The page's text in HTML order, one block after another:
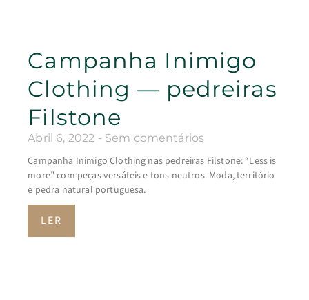
Campanha Inimigo
Clothing — pedreiras
Filstone
Abril 6, 2022 Sem comentários
Campanha Inimigo Clothing nas pedreiras Filstone: “Less is
more” com peças versáteis e tons neutros. Moda, território
e pedra natural portuguesa.
LER